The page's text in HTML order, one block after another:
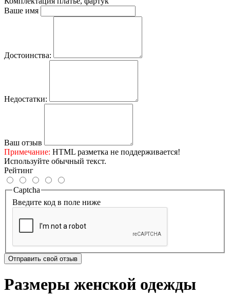
Ваше имя
Достоинства:
Недостатки:
Ваш отзыв
Примечание: HTML разметка не поддерживается!
Используйте обычный текст.
Рейтинг
Captcha
Введите код в поле ниже
Отправить свой отзыв
Размеры женской одежды